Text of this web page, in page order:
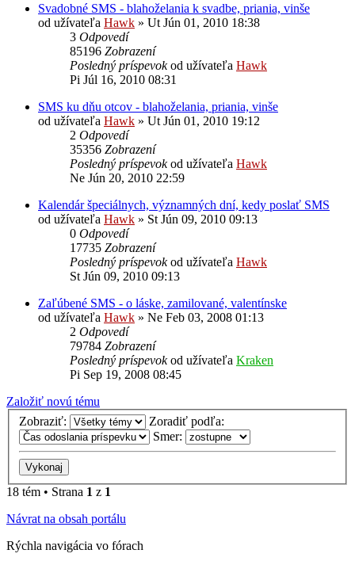
Svadobné SMS - blahoželania k svadbe, priania, vinše
od užívateľa Hawk » Ut Jún 01, 2010 18:38
3 Odpovedí
85196 Zobrazení
Posledný príspevokod užívateľa Hawk
Pi Júl 16, 2010 08:31
SMS ku dňu otcov - blahoželania, priania, vinše
od užívateľa Hawk » Ut Jún 01, 2010 19:12
2 Odpovedí
35356 Zobrazení
Posledný príspevokod užívateľa Hawk
Ne Jún 20, 2010 22:59
Kalendár špeciálnych, významných dní, kedy poslať SMS
od užívateľa Hawk » St Jún 09, 2010 09:13
0 Odpovedí
17735 Zobrazení
Posledný príspevokod užívateľa Hawk
St Jún 09, 2010 09:13
Zaľúbené SMS - o láske, zamilované, valentínske
od užívateľa Hawk » Ne Feb 03, 2008 01:13
2 Odpovedí
79784 Zobrazení
Posledný príspevokod užívateľa Kraken
Pi Sep 19, 2008 08:45
Založiť novú tému
Zobraziť:
Zoradiť podľa:
Smer:
18 tém • Strana 1 z 1
Návrat na obsah portálu
Rýchla navigácia vo fórach